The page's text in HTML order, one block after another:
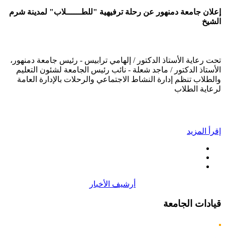
إعلان جامعة دمنهور عن رحلة ترفيهية "للطــــــلاب" لمدينة شرم
الشيخ
تحت رعاية الأستاذ الدكتور / إلهامي ترابيس - رئيس جامعة دمنهور،
الأستاذ الدكتور / ماجد شعلة - نائب رئيس الجامعة لشئون التعليم
والطلاب تنظم إدارة النشاط الاجتماعي والرحلات بالإدارة العامة
لرعاية الطلاب
إقرأ المزيد
أرشيف الأخبار
قيادات الجامعة